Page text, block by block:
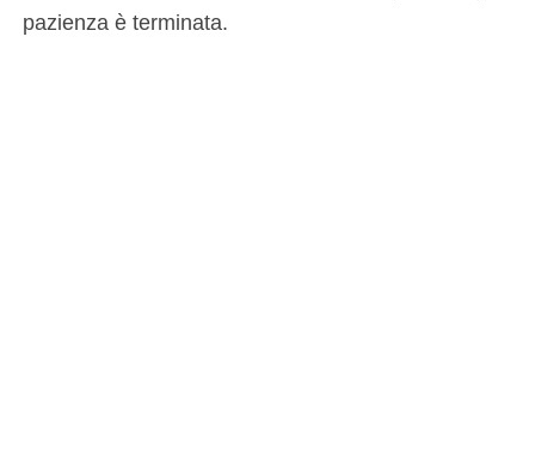
pazienza è terminata.